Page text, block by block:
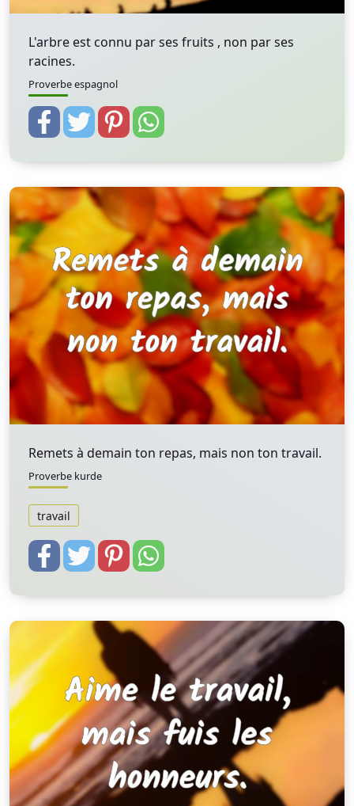
L'arbre est connu par ses fruits , non par ses
racines.
Proverbe espagnol
Remets à demain ton repas, mais non ton travail.
Proverbe kurde
travail